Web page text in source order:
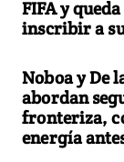
FIFA y
inscribir a
Noboa y De
abordan
fronteriza,
energía